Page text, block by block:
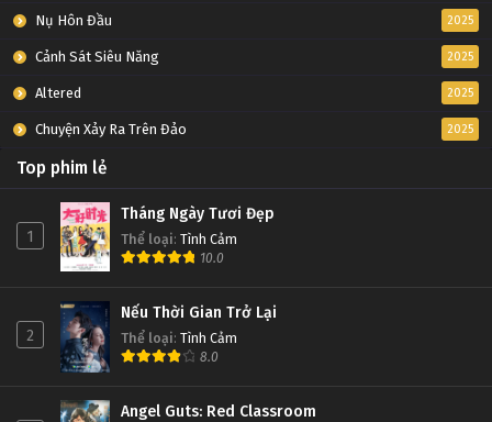
Nụ Hôn Đầu 2025
Cảnh Sát Siêu Năng 2025
Altered 2025
Chuyện Xảy Ra Trên Đảo 2025
Top phim lẻ
1
Tháng Ngày Tươi Đẹp
Thể loại: Tình Cảm
10.0
2
Nếu Thời Gian Trở Lại
Thể loại: Tình Cảm
8.0
Angel Guts: Red Classroom